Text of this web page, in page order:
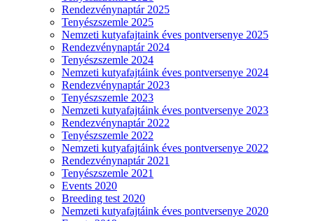
Rendezvénynaptár 2025
Tenyészszemle 2025
Nemzeti kutyafajtaink éves pontversenye 2025
Rendezvénynaptár 2024
Tenyészszemle 2024
Nemzeti kutyafajtáink éves pontversenye 2024
Rendezvénynaptár 2023
Tenyészszemle 2023
Nemzeti kutyafajtáink éves pontversenye 2023
Rendezvénynaptár 2022
Tenyészszemle 2022
Nemzeti kutyafajtáink éves pontversenye 2022
Rendezvénynaptár 2021
Tenyészszemle 2021
Events 2020
Breeding test 2020
Nemzeti kutyafajtáink éves pontversenye 2020